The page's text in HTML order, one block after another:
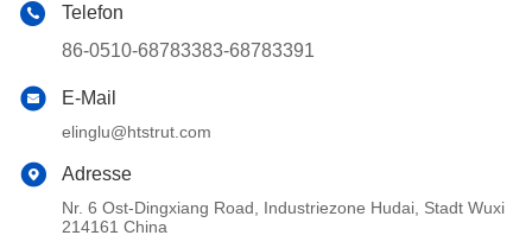
Telefon
86-0510-68783383-68783391
E-Mail
elinglu@htstrut.com
Adresse
Nr. 6 Ost-Dingxiang Road, Industriezone Hudai, Stadt Wuxi
214161 China